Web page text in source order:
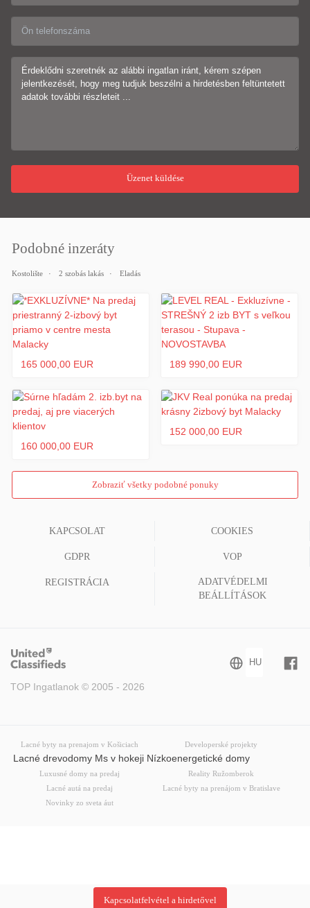
Podobné inzeráty
Kostolište 2 szobás lakás Eladás
165 000,00 EUR 189 990,00 EUR
160 000,00 EUR
152 000,00 EUR
Zobraziť všetky podobné ponuky
KAPCSOLAT COOKIES
GDPR VOP
REGISTRÁCIA
ADATVÉDELMI
BEÁLLÍTÁSOK
TOP Ingatlanok © 2005 - 2026
Lacné byty na prenajom v Košiciach Developerské projekty
Lacné drevodomy Ms v hokeji Nízkoenergetické domy
Luxusné domy na predaj
Reality Ružomberok
Lacné autá na predaj
Lacné byty na prenájom v Bratislave
Novinky zo sveta áut